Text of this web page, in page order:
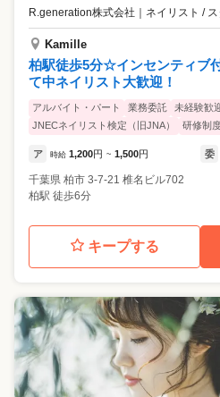
R.generation株式会社 ｜ ネイリスト /
Kamille
柏駅徒歩5分☆インセンティブ
て中ネイリスト大歓迎！
アルバイト・パート 業務委託
未経験歓
JNECネイリスト検定（旧JNA）
研修制
ア 時給 1,200円 ~ 1,500円 委
千葉県 柏市 3-7-21 椎名ビル702
柏駅 徒歩6分
キープする